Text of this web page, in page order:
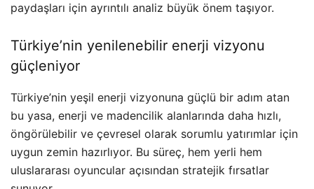
paydaşları için ayrıntılı analiz büyük önem taşıyor.
Türkiye’nin yenilenebilir enerji vizyonu
güçleniyor
Türkiye’nin yeşil enerji vizyonuna güçlü bir adım atan
bu yasa, enerji ve madencilik alanlarında daha hızlı,
öngörülebilir ve çevresel olarak sorumlu yatırımlar için
uygun zemin hazırlıyor. Bu süreç, hem yerli hem
uluslararası oyuncular açısından stratejik fırsatlar